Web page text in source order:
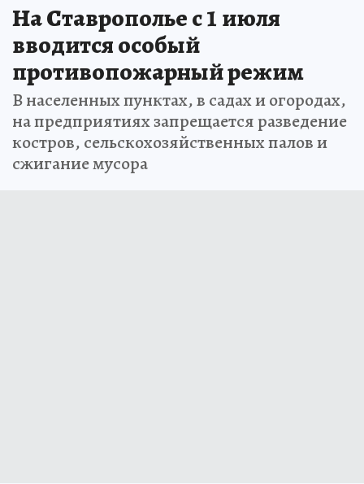
На Ставрополье с 1 июля
вводится особый
противопожарный режим
В населенных пунктах, в садах и огородах,
на предприятиях запрещается разведение
костров, сельскохозяйственных палов и
сжигание мусора